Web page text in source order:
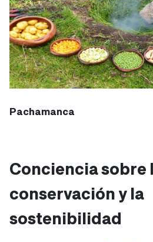
Pachamanca
Conciencia sobre
conservación y la
sostenibilidad